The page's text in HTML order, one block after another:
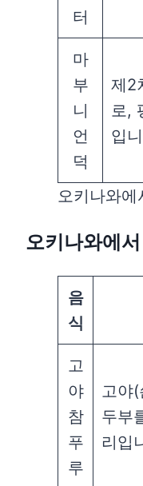
터
마
부
니
언
덕
제2
로,
입
오키나와
오키나와에
음
식
고
야
참
푸
루
고야
두부
리입